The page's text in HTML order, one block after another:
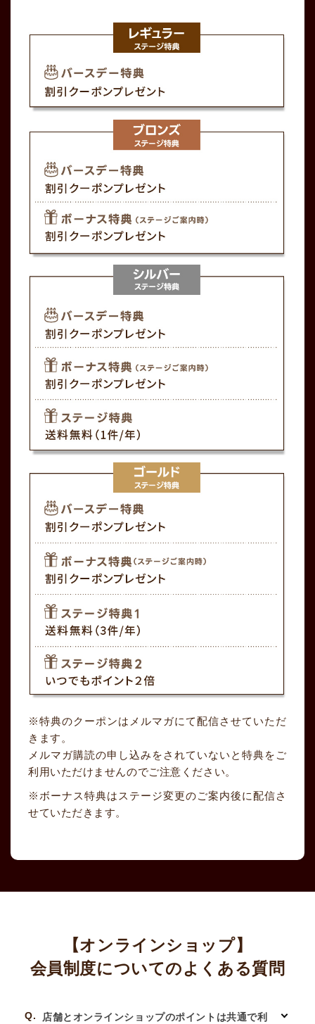
特典のクーポンはメルマガにて配信させていただ
きます。
メルマガ購読の申し込みをされていないと特典をご
利用いただけませんのでご注意ください。
ボーナス特典はステージ変更のご案内後に配信さ
せていただきます。
【オンラインショップ】
会員制度についてのよくある質問
店舗とオンラインショップのポイントは共通で利